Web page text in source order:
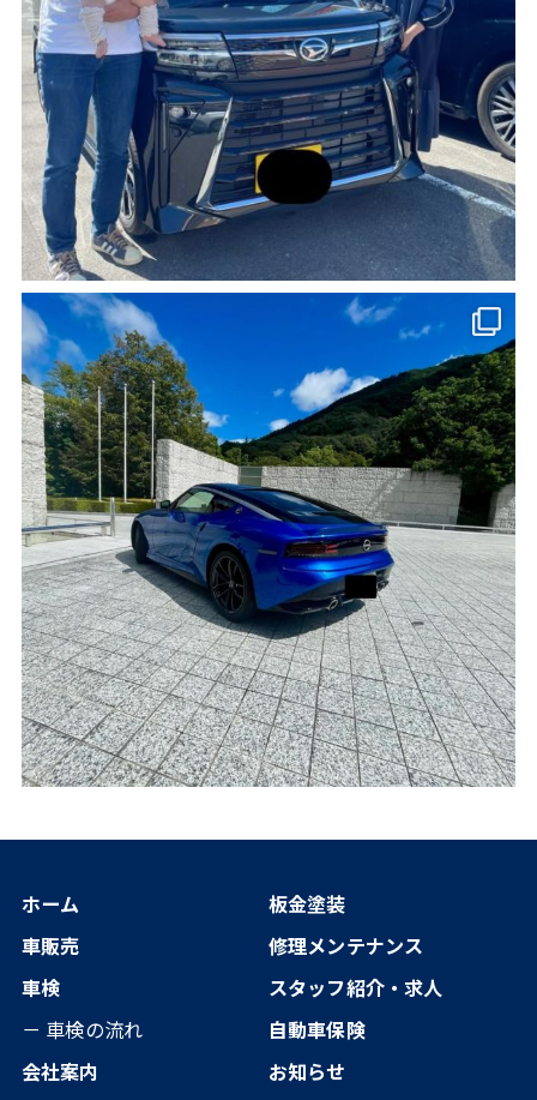
ホーム
車販売
車検
－ 車検の流れ
板金塗装
修理メンテナンス
スタッフ紹介・求人
自動車保険
会社案内
お知らせ